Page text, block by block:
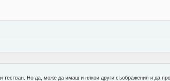
тестван. Но да, може да имаш и някои други съображения и да